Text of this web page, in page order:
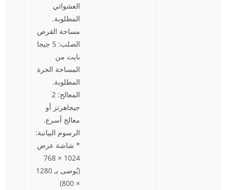
العشوائي
المطلوبة.
مساحة القرص
الصلب: 5 جيجا
بايت من
المساحة الحرة
المطلوبة.
المعالج: 2
جيجاهرتز أو
معالج أسرع.
الرسوم البيانية:
* شاشة عرض
1024 × 768
(يُوصى بـ 1280
× 800)